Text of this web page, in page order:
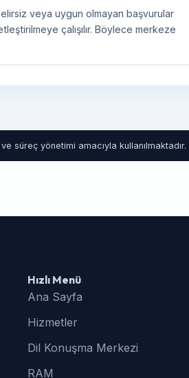
veya uygun olmayan başvurular
çalışılır. Böylece merkeze
süreç yönetimi amacıyla kullanılmaktadır.
Hızlı Menü
Ana Sayfa
Hizmetler
Dil Konuşma Merkezi
RAM